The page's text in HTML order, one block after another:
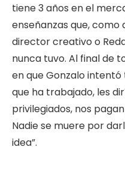
tiene 3 años en el
enseñanzas que,
director creativo o
nunca tuvo. Al final de
en que Gonzalo
que ha trabajado, les
privilegiados, nos
Nadie se muere por
idea”.